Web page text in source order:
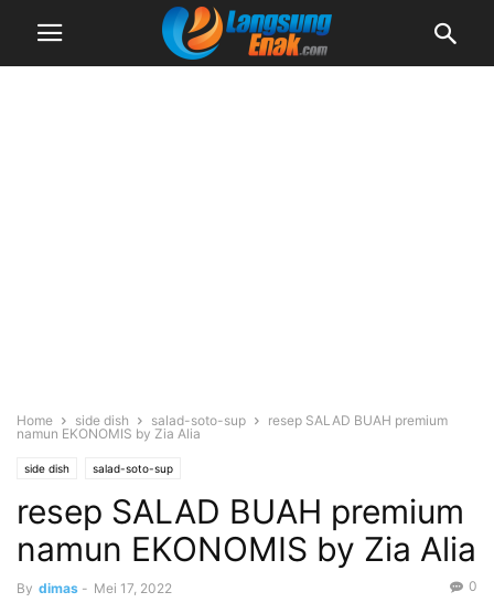
Home side dish salad-soto-sup
resep SALAD BUAH premium
namun EKONOMIS by Zia Alia
side dish salad-soto-sup
resep SALAD BUAH premium
namun EKONOMIS by Zia Alia
By dimas - Mei 17, 2022 0